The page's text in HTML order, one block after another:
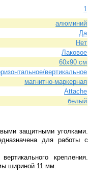
1
алюминий
Да
Нет
Лаковое
60х90 см
вертикальное
магнитно-маркерная
Attache
белый
защитными уголками.
для работы с
крепления.
шириной 11 мм.